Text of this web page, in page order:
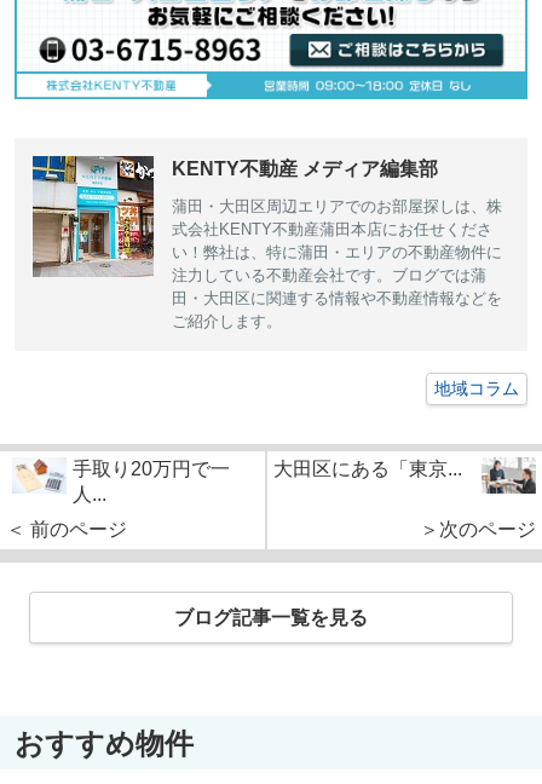
KENTY不動産 メディア編集部
蒲田・大田区周辺エリアでのお部屋探しは、株
式会社KENTY不動産蒲田本店にお任せくださ
い！弊社は、特に蒲田・エリアの不動産物件に
注力している不動産会社です。ブログでは蒲
田・大田区に関連する情報や不動産情報などを
ご紹介します。
地域コラム
手取り20万円で一
人...
＜ 前のページ
大田区にある「東京...
＞次のページ
ブログ記事一覧を見る
おすすめ物件